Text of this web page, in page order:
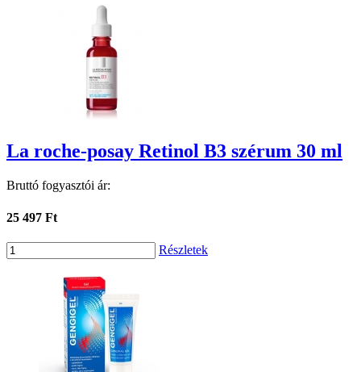
La roche-posay Retinol B3 szérum 30 ml
Bruttó fogyasztói ár:
25 497 Ft
Részletek